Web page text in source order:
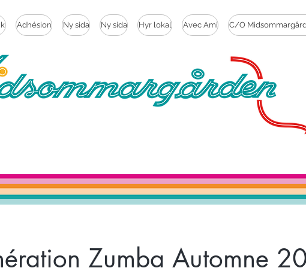
Adhésion Ny sida Ny sida Hyr lokal Avec Ami C/O
Zumba Automne